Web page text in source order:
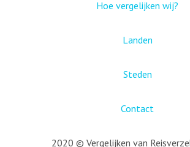
Hoe vergelijken wij?
Landen
Steden
Contact
2020 © Vergelijken van